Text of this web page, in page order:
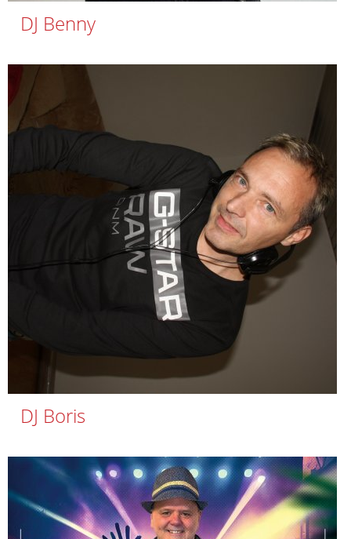
DJ Benny
DJ Boris